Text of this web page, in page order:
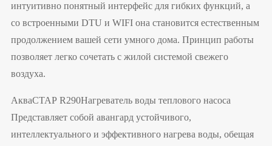
интуитивно понятный интерфейс для гибких функций, а
со встроенными DTU и WIFI она становится естественным
продолжением вашей сети умного дома. Принцип работы
позволяет легко сочетать с жилой системой свежего
воздуха.
АкваСТАР R290Нагреватель воды теплового насоса
Представляет собой авангард устойчивого,
интеллектуального и эффективного нагрева воды, обещая